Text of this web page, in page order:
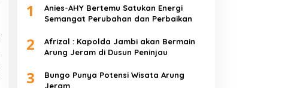
1
Anies-AHY Bertemu Satukan Energi
Semangat Perubahan dan Perbaikan
2
Afrizal : Kapolda Jambi akan Bermain
Arung Jeram di Dusun Peninjau
3
Bungo Punya Potensi Wisata Arung
Jeram